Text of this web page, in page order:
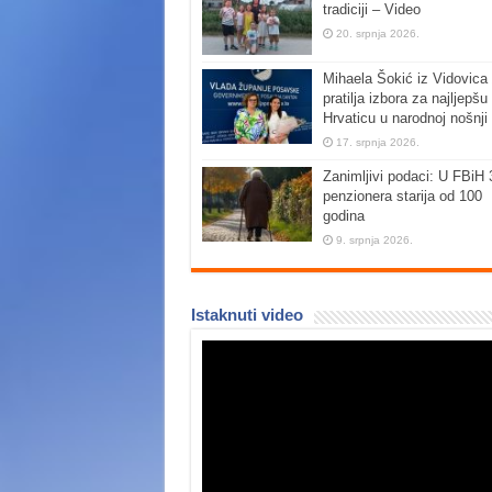
tradiciji – Video
20. srpnja 2026.
Mihaela Šokić iz Vidovica
pratilja izbora za najljepšu
Hrvaticu u narodnoj nošnji
17. srpnja 2026.
Zanimljivi podaci: U FBiH
penzionera starija od 100
godina
9. srpnja 2026.
Istaknuti video